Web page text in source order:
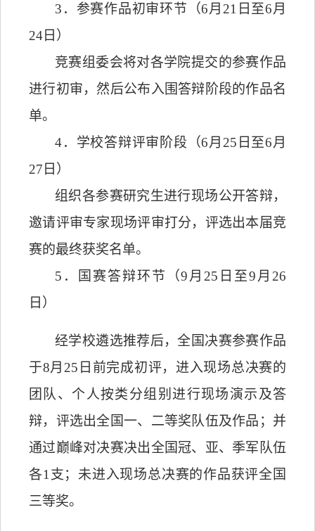
3 ． 参赛作品初审环节（6月 21 日至6月
24日）
竞赛组委会将对各学院提交的参赛作品
进行初审，然后公布入围答辩阶段的作品名
单。
4． 学校答辩评审阶段（6月 25 日至6月
27 日）
组织各参赛研究生进行现场公开答辩，
邀请评审专家现场评审打分，评选出本届竞
赛的最终获奖名单。
5 ． 国赛答辩环节（9 月 25 日至9 月 26
日）
经学校遴选推荐后，全国决赛参赛作品
于8月 25 日前完成初评，进入现场总决赛的
团队、个人按类分组别进行现场演示及答
辩，评选出全国一、二等奖队伍及作品；并
通过巅峰对决赛决出全国冠、亚、季军队伍
各1 支；未进入现场总决赛的作品获评全国
三等奖。